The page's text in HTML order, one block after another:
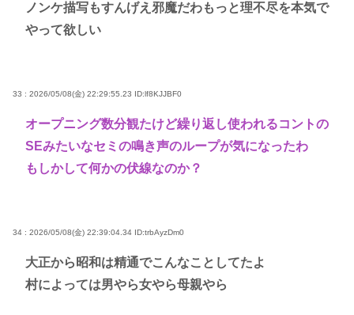
ノンケ描写もすんげえ邪魔だわもっと理不尽を本気で
やって欲しい
33 : 2026/05/08(金) 22:29:55.23 ID:lf8KJJBF0
オープニング数分観たけど繰り返し使われるコントの
SEみたいなセミの鳴き声のループが気になったわ
もしかして何かの伏線なのか？
34 : 2026/05/08(金) 22:39:04.34 ID:trbAyzDm0
大正から昭和は精通でこんなことしてたよ
村によっては男やら女やら母親やら